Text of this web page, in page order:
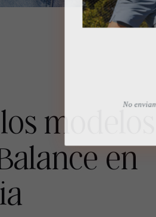
modelos
en